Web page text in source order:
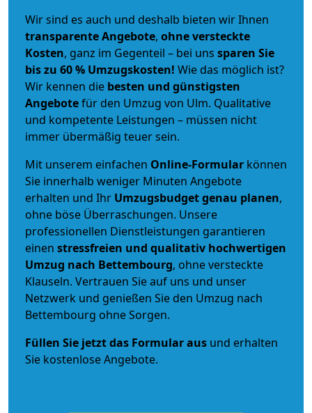
Wir sind es auch und deshalb bieten wir Ihnen
transparente Angebote, ohne versteckte
Kosten, ganz im Gegenteil – bei uns sparen Sie
bis zu 60 % Umzugskosten! Wie das möglich ist?
Wir kennen die besten und günstigsten
Angebotefür den Umzug von Ulm. Qualitative
und kompetente Leistungen – müssen nicht
immer übermäßig teuer sein.
Mit unserem einfachen Online-Formular können
Sie innerhalb weniger Minuten Angebote
erhalten und Ihr Umzugsbudgetgenau planen,
ohne böse Überraschungen. Unsere
professionellen Dienstleistungen garantieren
einen stressfreien und qualitativ hochwertigen
Umzug nach Bettembourg, ohne versteckte
Klauseln. Vertrauen Sie auf uns und unser
Netzwerk und genießen Sie den Umzug nach
Bettembourg ohne Sorgen.
Füllen Sie jetzt das Formular aus und erhalten
Sie kostenlose Angebote.